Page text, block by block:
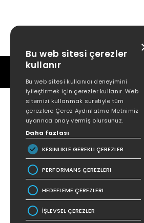
POPÜLER
Hakkımızda
Yazar Listesi
İletişim
Bizden Haberler
Bu web sitesi çerezler
kullanır
Bu web sitesi kullanıcı deneyimini
iyileştirmek için çerezler kullanır. Web
sitemizi kullanmak suretiyle tüm
çerezlere Çerez Aydınlatma Metnimiz
uyarınca onay vermiş olursunuz.
Daha fazlası
KESINLIKLE GEREKLI ÇEREZLER
PERFORMANS ÇEREZLERI
HEDEFLEME ÇEREZLERI
İŞLEVSEL ÇEREZLER